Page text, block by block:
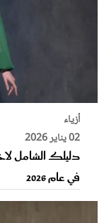
أزياء
02 يناير 2026
دليلك الشامل
في عام 2026